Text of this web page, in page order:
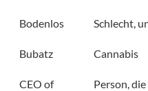
Bodenlos Schlecht,
Bubatz Cannabis
CEO of
Person,